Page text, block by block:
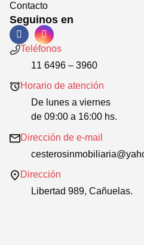
Contacto
Seguinos en
Teléfonos
11 6496 – 3960
Horario de atención
De lunes a viernes
de 09:00 a 16:00 hs.
Dirección de e-mail
Dirección
Libertad 989, Cañuelas.